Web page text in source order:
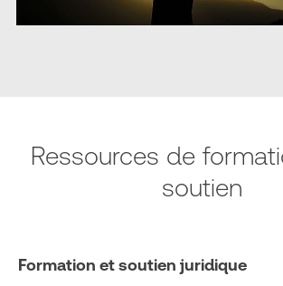
Ressources de
soutien
Formation et soutien juridique